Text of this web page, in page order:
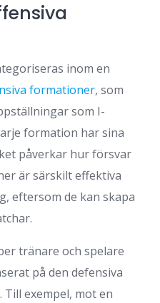
inom en
formationer, som
som I-
formation har sina
påverkar hur försvar
är särskilt effektiva
eftersom de kan skapa
tränare och spelare
på den defensiva
exempel, mot en